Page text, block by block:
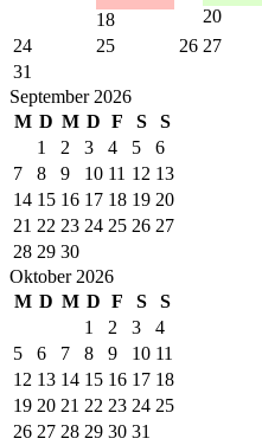
18
20
24
25 26 27
31
September 2026
M D M D F S
S
1
2 3 4 5
6
7
8 9 10 11 12 13
14 15 16 17 18 19 20
21 22 23 24 25 26 27
28 29 30
Oktober 2026
M D M D F S
S
1
2 3
4
5
6 7 8 9 10 11
12 13 14 15 16 17 18
19 20 21 22 23 24 25
26 27 28 29 30 31